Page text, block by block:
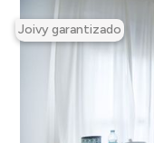
Joivy garantizado